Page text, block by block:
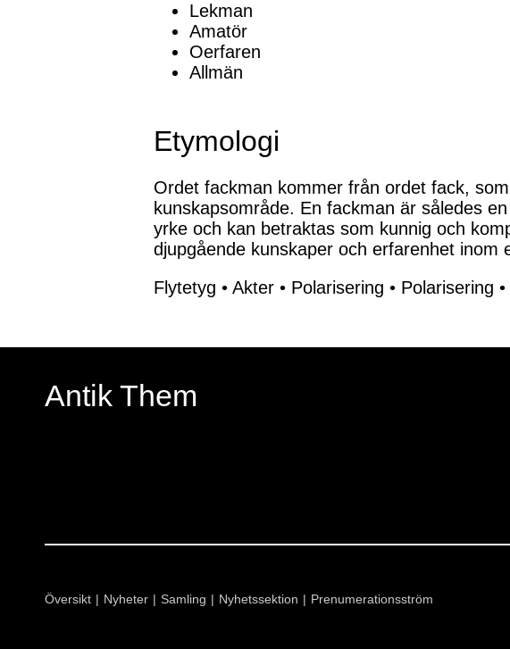
Lekman
Amatör
Oerfaren
Allmän
Etymologi
Ordet fackman kommer från ordet fack,
kunskapsområde. En fackman är således
yrke och kan betraktas som kunnig och
djupgående kunskaper och erfarenhet inom
Flytetyg • Akter • Polarisering • Polarisering •
Antik Them
Översikt Nyheter Samling Nyhetssektion Prenumerationsström